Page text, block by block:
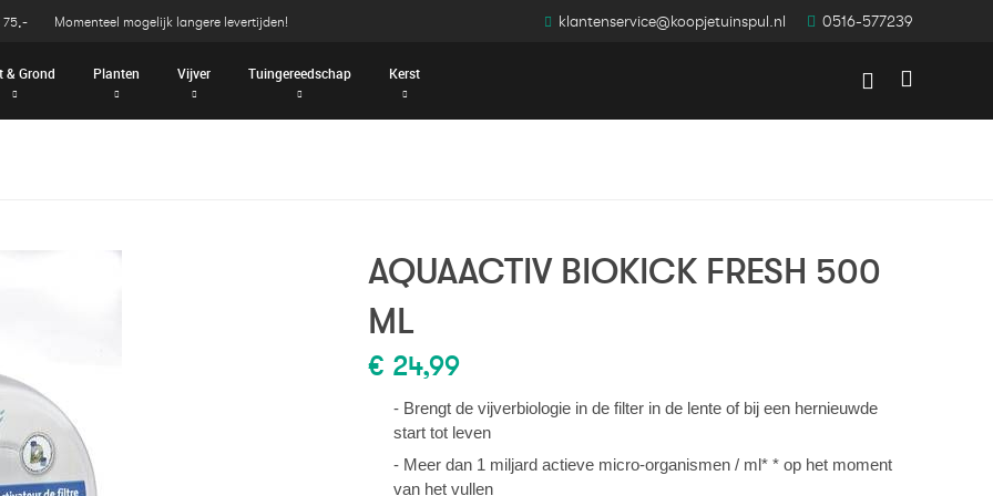
75,- Momenteel mogelijk langere levertijden! klantenservice@koopjetuinspul.nl 0516-577239
& Grond Planten Vijver Tuingereedschap Kerst
AQUAACTIV BIOKICK FRESH 500
ML
€ 24,99
- Brengt de vijverbiologie in de filter in de lente of bij een hernieuwde
start tot leven
- Meer dan 1 miljard actieve micro-organismen / ml* * op het moment
van het vullen